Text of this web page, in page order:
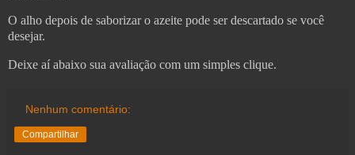
O alho depois de saborizar o azeite pode ser descartado se você
desejar.
Deixe aí abaixo sua avaliação com um simples clique.
Nenhum comentário:
Compartilhar